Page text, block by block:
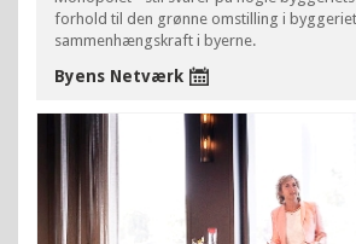
forhold til den grønne omstilling i
sammenhængskraft i byerne.
Byens Netværk